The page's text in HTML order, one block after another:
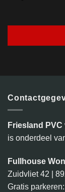
Friesland PVC
is onderdeel
Fullhouse
Zuidvliet 42 |
Gratis